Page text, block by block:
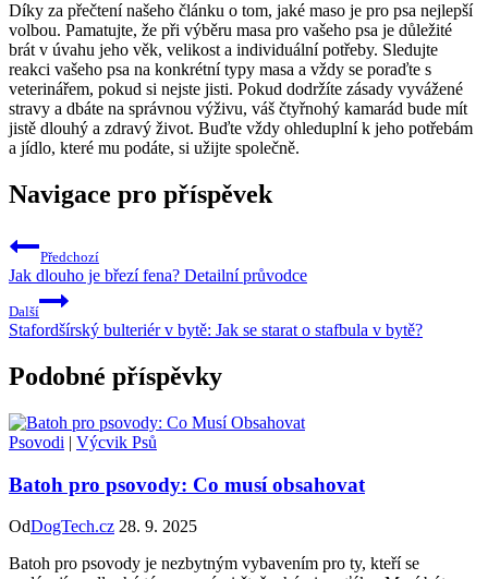
Díky za přečtení našeho článku o tom, jaké maso je pro psa nejlepší
volbou. Pamatujte, že při výběru masa pro vašeho psa je důležité
brát v úvahu jeho věk, velikost a individuální potřeby. Sledujte
reakci vašeho psa na konkrétní typy masa a vždy se poraďte s
veterinářem, pokud si nejste jisti. Pokud dodržíte zásady vyvážené
stravy a dbáte na správnou výživu, váš čtyřnohý kamarád bude mít
jistě dlouhý a zdravý život. Buďte vždy ohleduplní k jeho potřebám
a jídlo, které mu podáte, si užijte společně.
Navigace pro příspěvek
Předchozí
Jak dlouho je březí fena? Detailní průvodce
Další
Stafordšírský bulteriér v bytě: Jak se starat o stafbula v bytě?
Podobné příspěvky
Psovodi | Výcvik Psů
Batoh pro psovody: Co musí obsahovat
OdDogTech.cz 28. 9. 2025
Batoh pro psovody je nezbytným vybavením pro ty, kteří se